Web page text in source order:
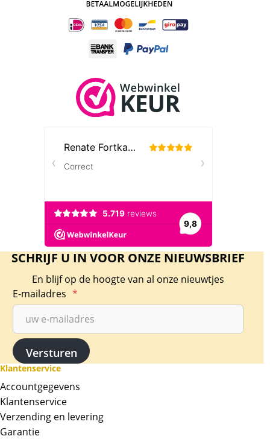
SCHRIJF U IN VOOR ONZE NIEUWSBRIEF
En blijf op de hoogte van al onze nieuwtjes
E-mailadres *
Klantenservice
Accountgegevens
Klantenservice
Verzending en levering
Garantie